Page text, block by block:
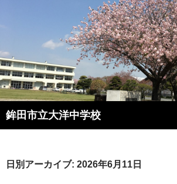
鉾田市立大洋中学校
検
索
ン
日別アーカイブ: 2026年6月11日